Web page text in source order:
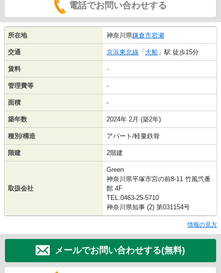
電話でお問い合わせする
所在地 神奈川県鎌倉市岩瀬
交通 京浜東北線 「 大船 」駅 徒歩15分
賃料 -
管理費等 -
面積 -
築年数 2024年 2月 (築2年)
種別/構造 アパート/軽量鉄骨
階建 2階建
取扱会社
Green
神奈川県平塚市宮の前8-11 竹風弐番
館 4F
TEL:0463-25-5710
神奈川県知事 (2) 第031154号
情報の見方
メールでお問い合わせする(無料)